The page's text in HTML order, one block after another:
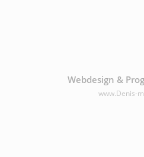
Webdesign &
www.Denis-